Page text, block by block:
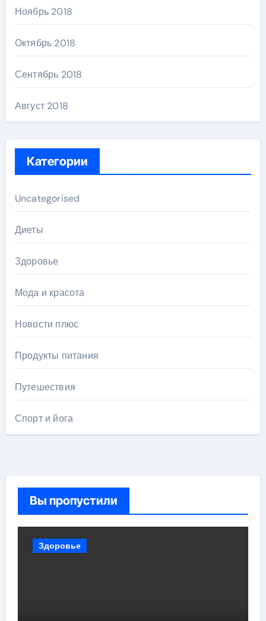
Ноябрь 2018
Октябрь 2018
Сентябрь 2018
Август 2018
Категории
Uncategorised
Диеты
Здоровье
Мода и красота
Новости плюс
Продукты питания
Путешествия
Спорт и йога
Вы пропустили
Здоровье